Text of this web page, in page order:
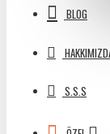
BLOG
S.S.S